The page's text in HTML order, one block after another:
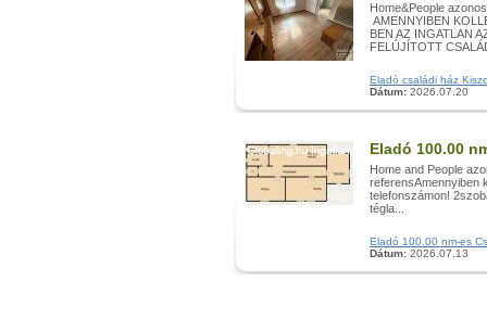
Home&People
AMENNYIBEN
BEN AZ INGATLAN
FELÚJÍTOTT
Eladó családi ház
Dátum: 2026.07.20
Eladó 100.00
Home and People
referensAmennyiben
telefonszámon!
tégla...
Eladó 100.00 nm-es
Dátum: 2026.07.13